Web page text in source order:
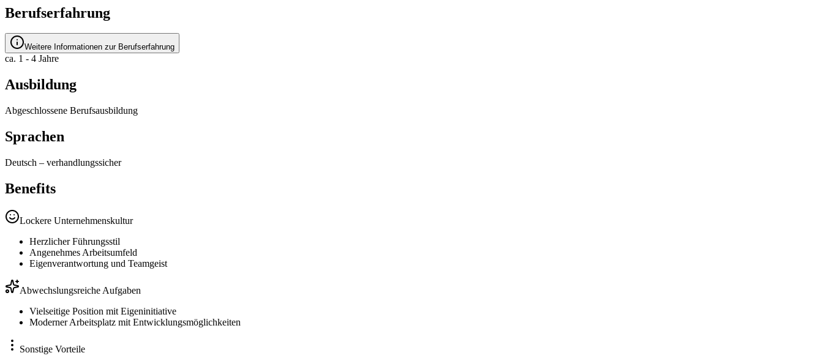
Berufserfahrung
Weitere Informationen zur Berufserfahrung
ca. 1 - 4 Jahre
Ausbildung
Abgeschlossene Berufsausbildung
Sprachen
Deutsch – verhandlungssicher
Benefits
Lockere Unternehmenskultur
Herzlicher Führungsstil
Angenehmes Arbeitsumfeld
Eigenverantwortung und Teamgeist
Abwechslungsreiche Aufgaben
Vielseitige Position mit Eigeninitiative
Moderner Arbeitsplatz mit Entwicklungsmöglichkeiten
Sonstige Vorteile